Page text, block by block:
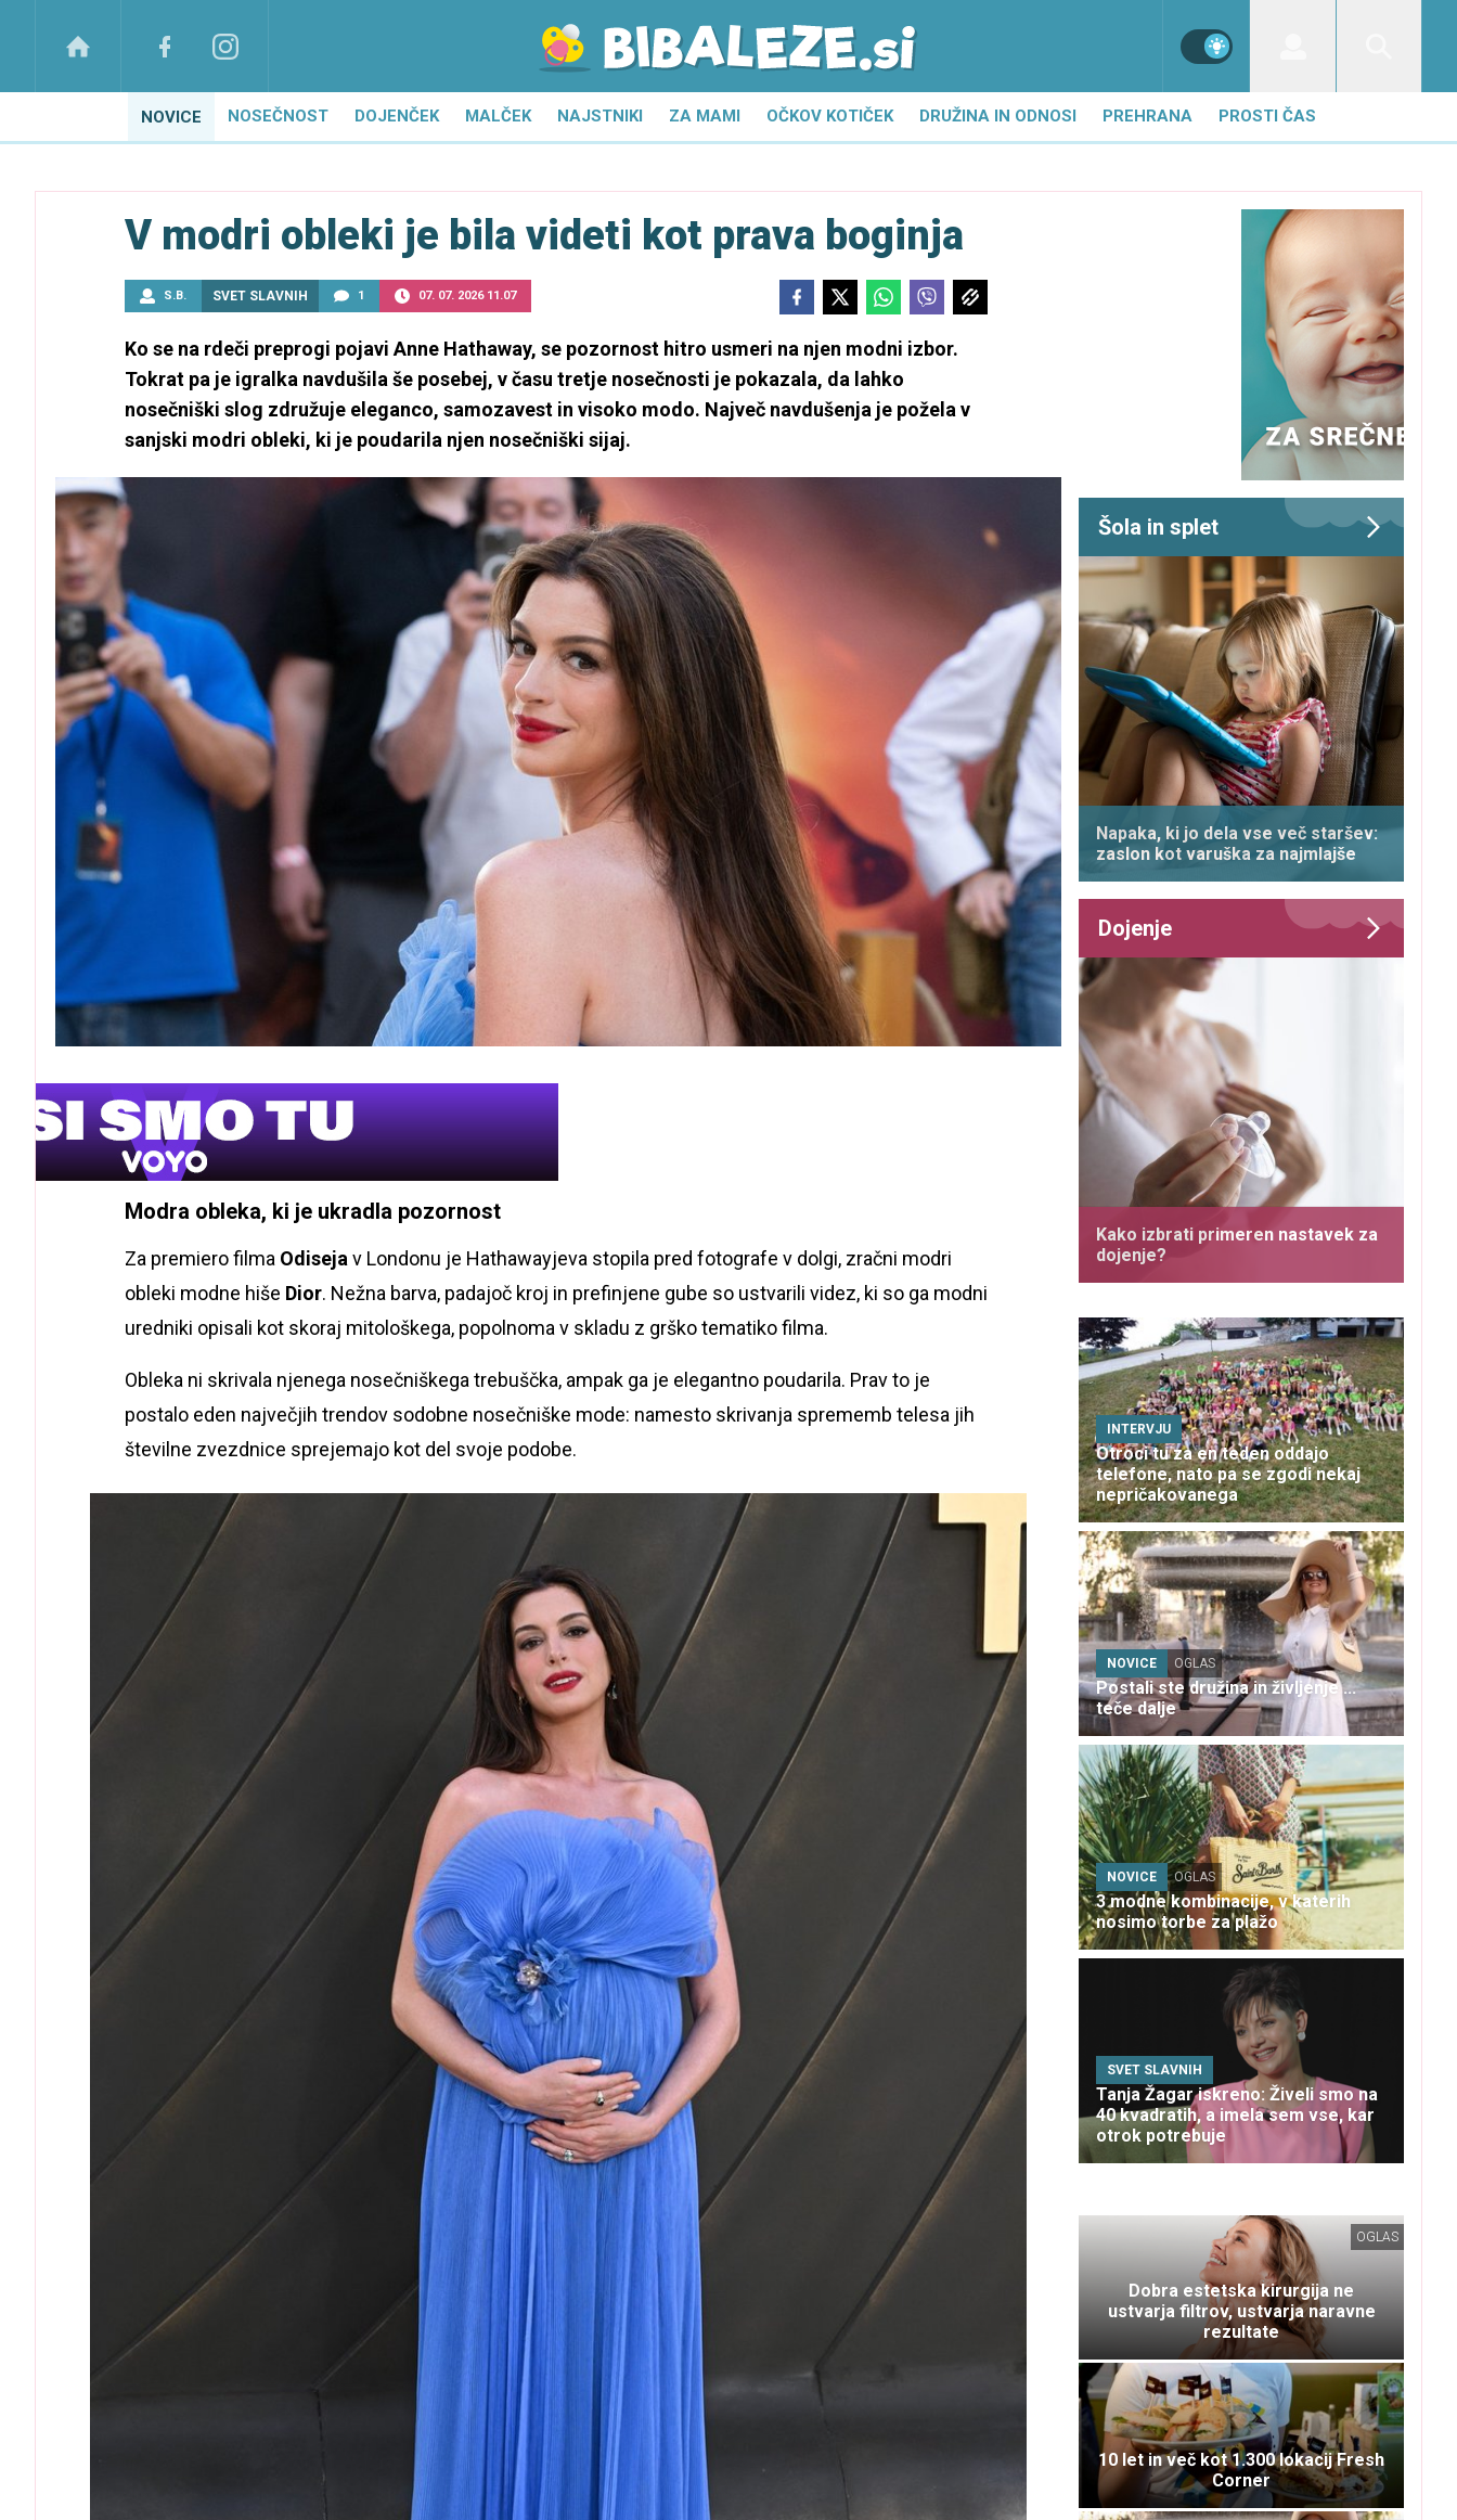
NOVICE NOSEČNOST DOJENČEK MALČEK NAJSTNIKI ZA MAMI OČKOV KOTIČEK DRUŽINA IN ODNOSI PREHRANA PROSTI ČAS
V modri obleki je bila videti kot prava boginja
S.B. SVET SLAVNIH 1 07. 07. 2026 11.07
Ko se na rdeči preprogi pojavi Anne Hathaway, se pozornost hitro usmeri na njen modni izbor.
Tokrat pa je igralka navdušila še posebej, v času tretje nosečnosti je pokazala, da lahko
nosečniški slog združuje eleganco, samozavest in visoko modo. Največ navdušenja je požela v
sanjski modri obleki, ki je poudarila njen nosečniški sijaj.
Modra obleka, ki je ukradla pozornost
Za premiero filma Odiseja v Londonu je Hathawayjeva stopila pred fotografe v dolgi, zračni modri
obleki modne hiše Dior. Nežna barva, padajoč kroj in prefinjene gube so ustvarili videz, ki so ga modni
uredniki opisali kot skoraj mitološkega, popolnoma v skladu z grško tematiko filma.
Obleka ni skrivala njenega nosečniškega trebuščka, ampak ga je elegantno poudarila. Prav to je
postalo eden največjih trendov sodobne nosečniške mode: namesto skrivanja sprememb telesa jih
številne zvezdnice sprejemajo kot del svoje podobe.
Šola in splet
Napaka, ki jo dela vse več staršev:
zaslon kot varuška za najmlajše
Dojenje
Kako izbrati primeren nastavek za
dojenje?
INTERVJU
Otroci tu za en teden oddajo
telefone, nato pa se zgodi nekaj
nepričakovanega
NOVICE OGLAS
Postali ste družina in življenje ...
teče dalje
NOVICE OGLAS
3 modne kombinacije, v katerih
nosimo torbe za plažo
SVET SLAVNIH
Tanja Žagar iskreno: Živeli smo na
40 kvadratih, a imela sem vse, kar
otrok potrebuje
OGLAS
Dobra estetska kirurgija ne
ustvarja filtrov, ustvarja naravne
rezultate
10 let in več kot 1.300 lokacij Fresh
Corner